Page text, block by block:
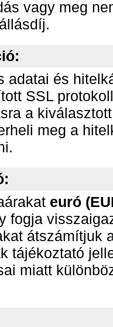
vagy meg
adatai és
SSL
a
meg a
euró
fogja
átszámítjuk
tájékoztató
miatt